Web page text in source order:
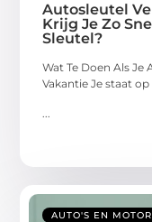
Autosleutel
Krijg Je Zo
Sleutel?
Wat Te Doen Als Je
Vakantie Je staat
AUTO'S EN